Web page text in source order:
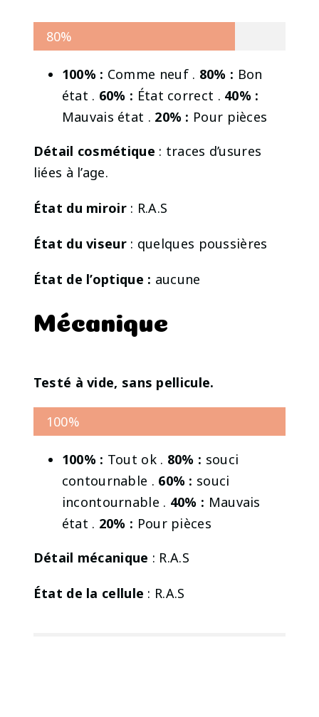
80%
100% : Comme neuf . 80% : Bon
état . 60% : État correct . 40% :
Mauvais état . 20% : Pour pièces
Détail cosmétique : traces d’usures
liées à l’age.
État du miroir: R.A.S
État du viseur: quelques poussières
État de l’optique : aucune
Mécanique
Testé à vide, sans pellicule.
100%
100% : Tout ok . 80% : souci
contournable . 60% : souci
incontournable . 40% : Mauvais
état . 20% : Pour pièces
Détail mécanique : R.A.S
État de la cellule : R.A.S